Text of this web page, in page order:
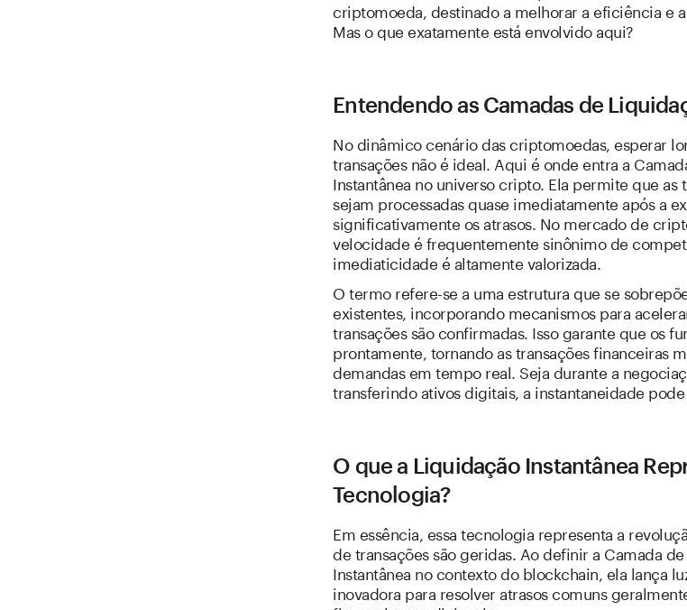
criptomoeda, destinado a melhorar a eficiência e
Mas o que exatamente está envolvido aqui?
Entendendo as Camadas de
No dinâmico cenário das criptomoedas, esperar
transações não é ideal. Aqui é onde entra a
Instantânea no universo cripto. Ela permite que as
sejam processadas quase imediatamente após a
significativamente os atrasos. No mercado de
velocidade é frequentemente sinônimo de
imediaticidade é altamente valorizada.
O termo refere-se a uma estrutura que se
existentes, incorporando mecanismos para
transações são confirmadas. Isso garante que os
prontamente, tornando as transações financeiras
demandas em tempo real. Seja durante a
transferindo ativos digitais, a instantaneidade
O que a Liquidação Instantânea
Tecnologia?
Em essência, essa tecnologia representa a
de transações são geridas. Ao definir a Camada
Instantânea no contexto do blockchain, ela lança
inovadora para resolver atrasos comuns